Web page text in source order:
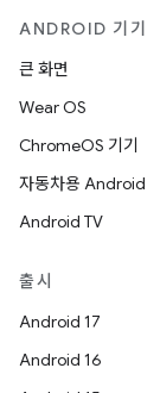
ANDROID 기기
큰 화면
Wear OS
ChromeOS 기기
자동차용 Android
Android TV
출시
Android 17
Android 16